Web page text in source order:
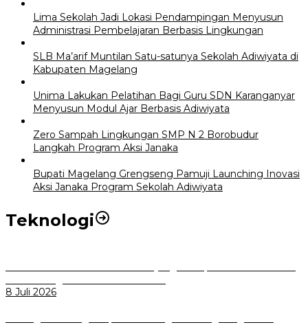
Lima Sekolah Jadi Lokasi Pendampingan Menyusun
Administrasi Pembelajaran Berbasis Lingkungan
SLB Ma’arif Muntilan Satu-satunya Sekolah Adiwiyata di
Kabupaten Magelang
Unima Lakukan Pelatihan Bagi Guru SDN Karanganyar
Menyusun Modul Ajar Berbasis Adiwiyata
Zero Sampah Lingkungan SMP N 2 Borobudur
Langkah Program Aksi Janaka
Bupati Magelang Grengseng Pamuji Launching Inovasi
Aksi Janaka Program Sekolah Adiwiyata
Teknologi
8 Juli 2026